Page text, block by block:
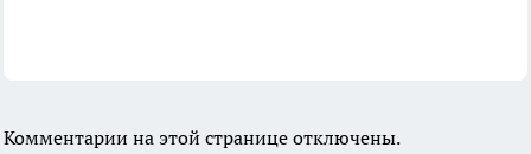
Комментарии на этой странице отключены.